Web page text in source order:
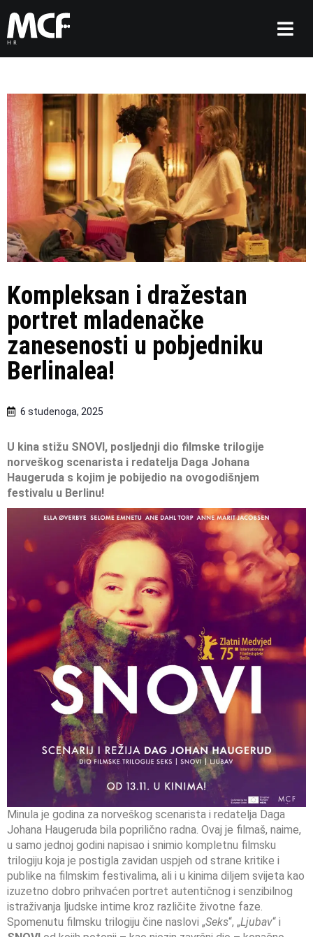
Kompleksan i dražestan
portret mladenačke
zanesenosti u pobjedniku
Berlinalea!
6 studenoga, 2025
U kina stižu SNOVI, posljednji dio filmske trilogije
norveškog scenarista i redatelja Daga Johana
Haugeruda s kojim je pobijedio na ovogodišnjem
festivalu u Berlinu!
Minula je godina za norveškog scenarista i redatelja Daga
Johana Haugeruda bila poprilično radna. Ovaj je filmaš, naime,
u samo jednoj godini napisao i snimio kompletnu filmsku
trilogiju koja je postigla zavidan uspjeh od strane kritike i
publike na filmskim festivalima, ali i u kinima diljem svijeta kao
izuzetno dobro prihvaćen portret autentičnog i senzibilnog
istraživanja ljudske intime kroz različite životne faze.
Spomenutu filmsku trilogiju čine naslovi „Seks“, „Ljubav“ i